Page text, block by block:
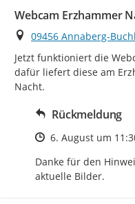
Webcam Erzhammer
Ort
09456 Annaberg-
Jetzt funktioniert die
dafür liefert diese am
Nacht.
Rückmeldung
Zeitpunkt des
6. August um
Danke für den
aktuelle Bilder.